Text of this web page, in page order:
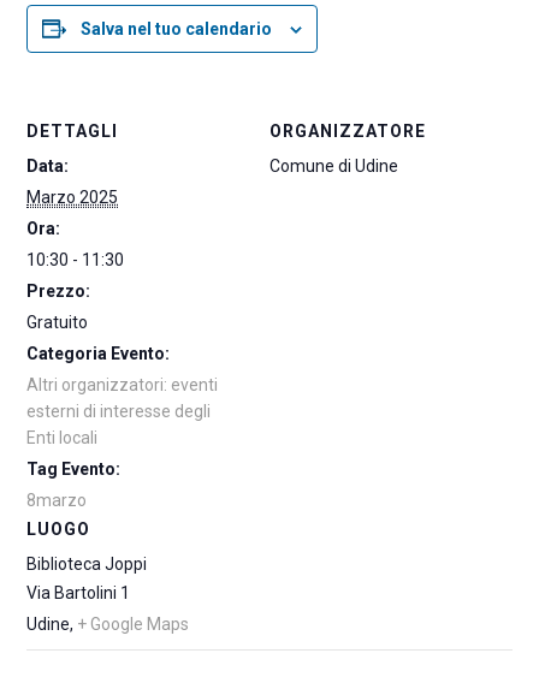
Salva nel tuo calendario
DETTAGLI
Data:
Marzo 2025
Ora:
10:30 - 11:30
Prezzo:
Gratuito
Categoria Evento:
Altri organizzatori: eventi
esterni di interesse degli
Enti locali
Tag Evento:
8marzo
LUOGO
Biblioteca Joppi
Via Bartolini 1
Udine, + Google Maps
ORGANIZZATORE
Comune di Udine